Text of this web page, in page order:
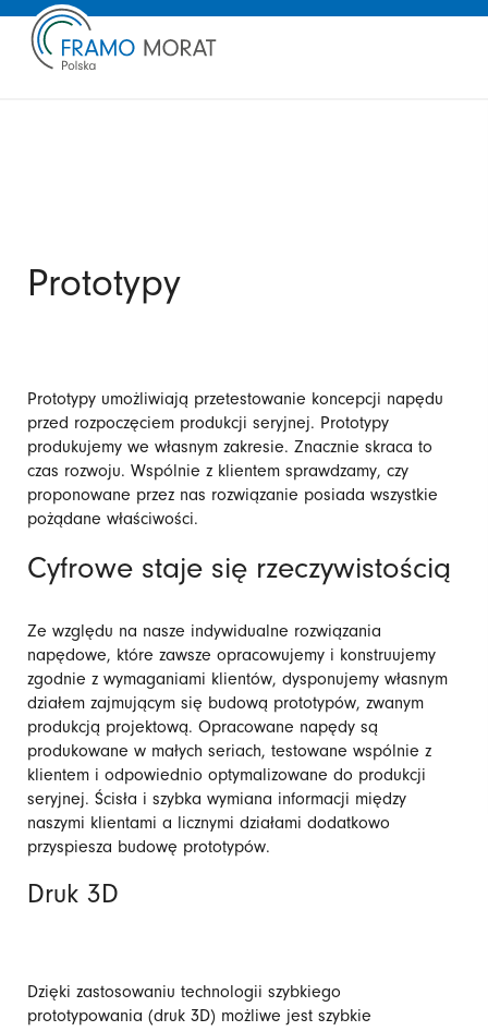
Prototypy
Prototypy umożliwiają przetestowanie koncepcji napędu
przed rozpoczęciem produkcji seryjnej. Prototypy
produkujemy we własnym zakresie. Znacznie skraca to
czas rozwoju. Wspólnie z klientem sprawdzamy, czy
proponowane przez nas rozwiązanie posiada wszystkie
pożądane właściwości.
Cyfrowe staje się rzeczywistością
Ze względu na nasze indywidualne rozwiązania
napędowe, które zawsze opracowujemy i konstruujemy
zgodnie z wymaganiami klientów, dysponujemy własnym
działem zajmującym się budową prototypów, zwanym
produkcją projektową. Opracowane napędy są
produkowane w małych seriach, testowane wspólnie z
klientem i odpowiednio optymalizowane do produkcji
seryjnej. Ścisła i szybka wymiana informacji między
naszymi klientami a licznymi działami dodatkowo
przyspiesza budowę prototypów.
Druk 3D
Dzięki zastosowaniu technologii szybkiego
prototypowania (druk 3D) możliwe jest szybkie